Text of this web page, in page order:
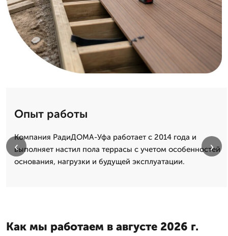
Опыт работы
Компания РадиДОМА-Уфа работает с 2014 года и
выполняет настил пола террасы с учетом особенностей
основания, нагрузки и будущей эксплуатации.
‹ ›
Как мы работаем в августе 2026 г.